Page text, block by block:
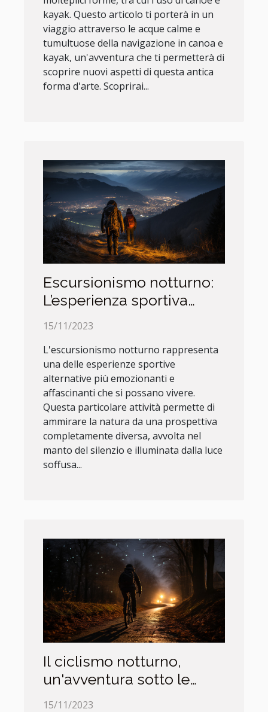
kayak. Questo articolo ti porterà in un
viaggio attraverso le acque calme e
tumultuose della navigazione in canoa e
kayak, un'avventura che ti permetterà di
scoprire nuovi aspetti di questa antica
forma d'arte. Scoprirai...
Escursionismo notturno:
L’esperienza sportiva
alternativa
15/11/2023
L'escursionismo notturno rappresenta
una delle esperienze sportive
alternative più emozionanti e
affascinanti che si possano vivere.
Questa particolare attività permette di
ammirare la natura da una prospettiva
completamente diversa, avvolta nel
manto del silenzio e illuminata dalla luce
soffusa...
Il ciclismo notturno,
un'avventura sotto le
stelle
15/11/2023